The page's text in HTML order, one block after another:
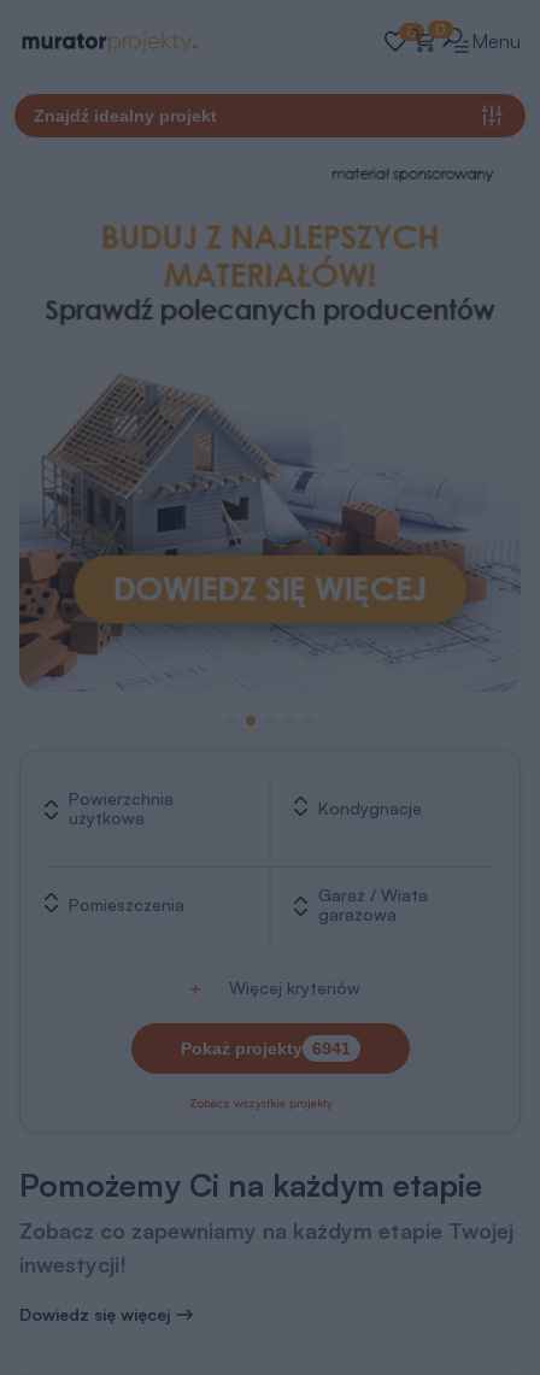
0 0 Menu
Znajdź idealny projekt
Powierzchnia
użytkowa
Kondygnacje
Pomieszczenia
Garaż / Wiata
garażowa
Więcej kryteriów
Pokaż projekty 6941
Zobacz wszystkie projekty
Pomożemy Ci na każdym etapie
Zobacz co zapewniamy na każdym etapie Twojej
inwestycji!
Dowiedz się więcej